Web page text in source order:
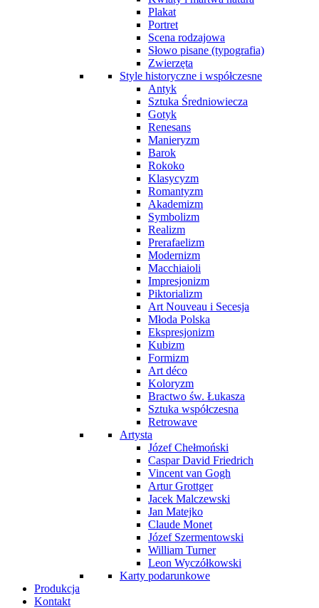
Plakat
Portret
Scena rodzajowa
Słowo pisane (typografia)
Zwierzęta
Style historyczne i współczesne
Antyk
Sztuka Średniowiecza
Gotyk
Renesans
Manieryzm
Barok
Rokoko
Klasycyzm
Romantyzm
Akademizm
Symbolizm
Realizm
Prerafaelizm
Modernizm
Macchiaioli
Impresjonizm
Piktorializm
Art Nouveau i Secesja
Młoda Polska
Ekspresjonizm
Kubizm
Formizm
Art déco
Koloryzm
Bractwo św. Łukasza
Sztuka współczesna
Retrowave
Artysta
Józef Chełmoński
Caspar David Friedrich
Vincent van Gogh
Artur Grottger
Jacek Malczewski
Jan Matejko
Claude Monet
Józef Szermentowski
William Turner
Leon Wyczółkowski
Karty podarunkowe
Produkcja
Kontakt